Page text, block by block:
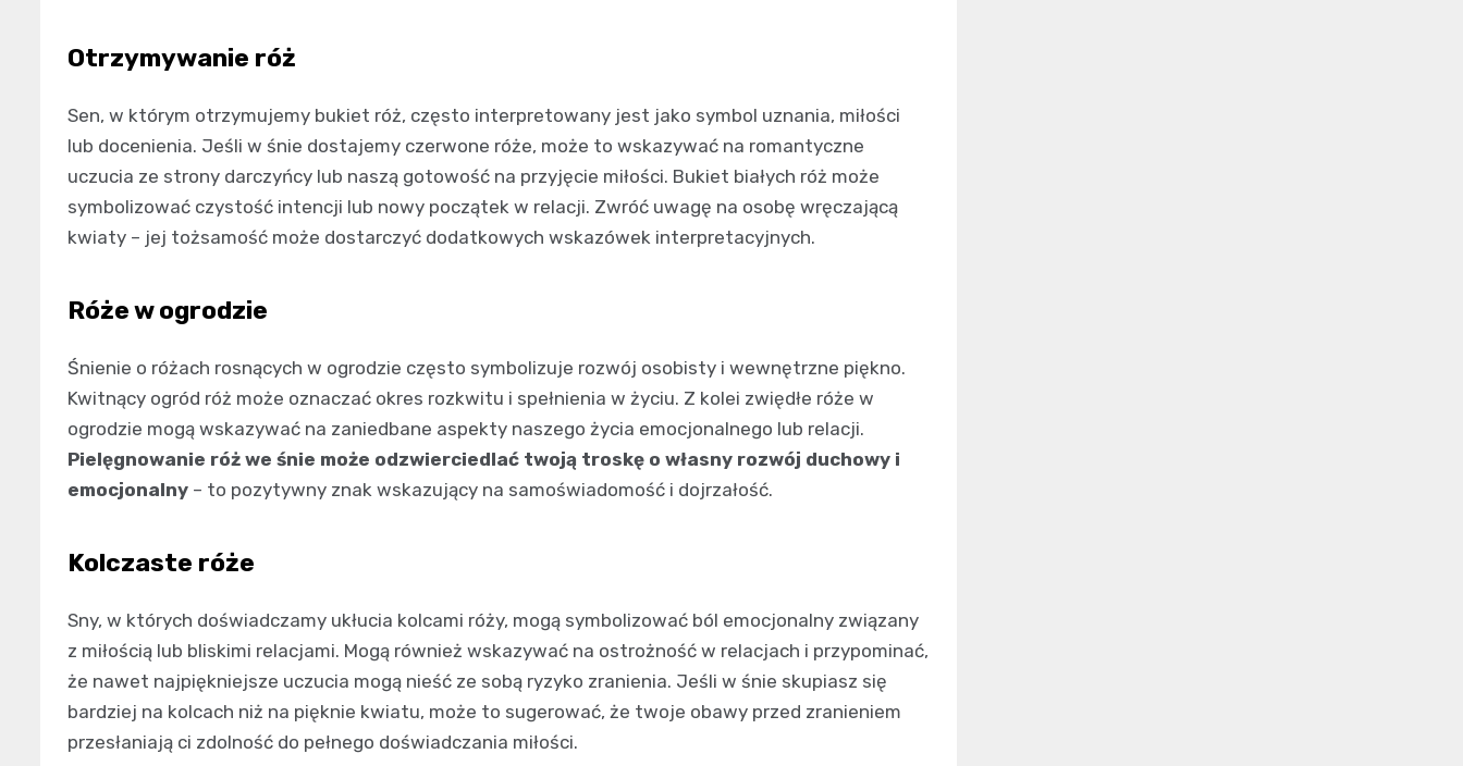
Otrzymywanie róż
Sen, w którym otrzymujemy bukiet róż, często interpretowany jest jako symbol uznania, miłości
lub docenienia. Jeśli w śnie dostajemy czerwone róże, może to wskazywać na romantyczne
uczucia ze strony darczyńcy lub naszą gotowość na przyjęcie miłości. Bukiet białych róż może
symbolizować czystość intencji lub nowy początek w relacji. Zwróć uwagę na osobę wręczającą
kwiaty – jej tożsamość może dostarczyć dodatkowych wskazówek interpretacyjnych.
Róże w ogrodzie
Śnienie o różach rosnących w ogrodzie często symbolizuje rozwój osobisty i wewnętrzne piękno.
Kwitnący ogród róż może oznaczać okres rozkwitu i spełnienia w życiu. Z kolei zwiędłe róże w
ogrodzie mogą wskazywać na zaniedbane aspekty naszego życia emocjonalnego lub relacji.
Pielęgnowanie róż we śnie może odzwierciedlać twoją troskę o własny rozwój duchowy i
emocjonalny – to pozytywny znak wskazujący na samoświadomość i dojrzałość.
Kolczaste róże
Sny, w których doświadczamy ukłucia kolcami róży, mogą symbolizować ból emocjonalny związany
z miłością lub bliskimi relacjami. Mogą również wskazywać na ostrożność w relacjach i przypominać,
że nawet najpiękniejsze uczucia mogą nieść ze sobą ryzyko zranienia. Jeśli w śnie skupiasz się
bardziej na kolcach niż na pięknie kwiatu, może to sugerować, że twoje obawy przed zranieniem
przesłaniają ci zdolność do pełnego doświadczania miłości.